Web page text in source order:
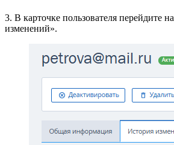
3. В карточке пользователя перейдите
изменений».